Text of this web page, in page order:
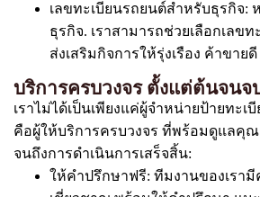
เลขทะเบียนรถยนต์สำหรับธุรกิจ:
ธุรกิจ. เราสามารถช่วยเลือกเลขท
ส่งเสริมกิจการให้รุ่งเรือง ค้าขายดี
บริการครบวงจร ตั้งแต่ต้นจนจ
เราไม่ได้เป็นเพียงแค่ผู้จำหน่ายป้ายทะเ
คือผู้ให้บริการครบวงจร ที่พร้อมดูแลคุ
จนถึงการดำเนินการเสร็จสิ้น:
ให้คำปรึกษาฟรี: ทีมงานของเรา